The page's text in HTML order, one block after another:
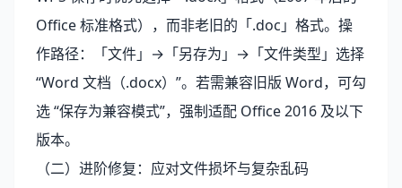
Office 标准格式），而非老旧的「.doc」格式。操
作路径：「文件」→「另存为」→「文件类型」选择
“Word 文档（.docx）”。若需兼容旧版 Word，可勾
选 “保存为兼容模式”，强制适配 Office 2016 及以下
版本。
（二）进阶修复：应对文件损坏与复杂乱码